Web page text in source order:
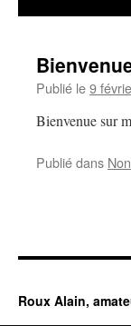
Publié le9
Bienvenue sur
Publié dans
Roux Alain,